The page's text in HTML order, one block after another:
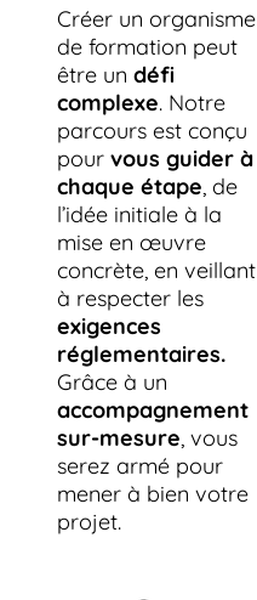
Créer un organisme
de formation peut
être un défi
complexe. Notre
parcours est conçu
pour vous guider à
chaque étape, de
l’idée initiale à la
mise en œuvre
concrète, en veillant
à respecter les
exigences
réglementaires.
Grâce à un
accompagnement
sur-mesure, vous
serez armé pour
mener à bien votre
projet.